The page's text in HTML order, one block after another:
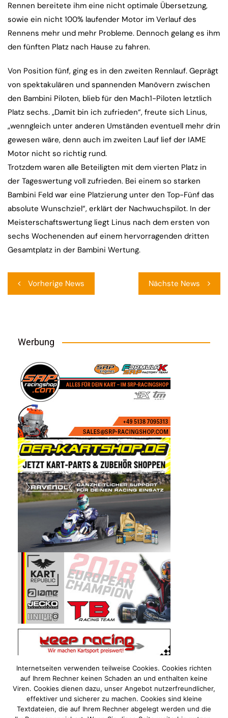
Rennen bereitete ihm eine nicht optimale Übersetzung,
sowie ein nicht 100% laufender Motor im Verlauf des
Rennens mehr und mehr Probleme. Dennoch gelang es ihm
den fünften Platz nach Hause zu fahren.
Von Position fünf, ging es in den zweiten Rennlauf. Geprägt
von spektakulären und spannenden Manövern zwischen
den Bambini Piloten, blieb für den Mach1-Piloten letztlich
Platz sechs. „Damit bin ich zufrieden“, freute sich Linus,
„wenngleich unter anderen Umständen eventuell mehr drin
gewesen wäre, denn auch im zweiten Lauf lief der IAME
Motor nicht so richtig rund.
Trotzdem waren alle Beteiligten mit dem vierten Platz in
der Tageswertung voll zufrieden. Bei einem so starken
Bambini Feld war eine Platzierung unter den Top-Fünf das
absolute Wunschziel“, erklärt der Nachwuchspilot. In der
Meisterschaftswertung liegt Linus nach dem ersten von
sechs Wochenenden auf einem hervorragenden dritten
Gesamtplatz in der Bambini Wertung.
Vorherige News Nächste News
Werbung
Internetseiten verwenden teilweise Cookies. Cookies richten
auf Ihrem Rechner keinen Schaden an und enthalten keine
Viren. Cookies dienen dazu, unser Angebot nutzerfreundlicher,
effektiver und sicherer zu machen. Cookies sind kleine
Textdateien, die auf Ihrem Rechner abgelegt werden und die